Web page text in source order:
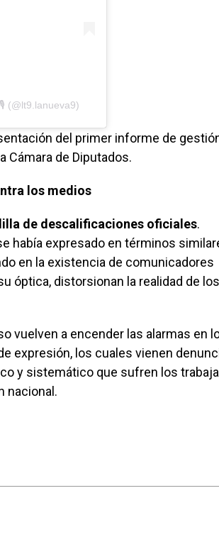
(@lt9.lanueva9)
del primer informe de
Cámara de Diputados.
los medios
de descalificaciones oficiales.
había expresado en términos
en la existencia de comunicadores
óptica, distorsionan la realidad de
vuelven a encender las alarmas en
expresión, los cuales vienen
y sistemático que sufren los
nacional.